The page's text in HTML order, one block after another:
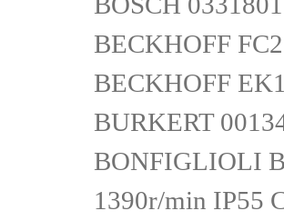
BECKHOFF
BECKHOFF
BURKERT
BONFIGLIOLI
1390r/min IP55